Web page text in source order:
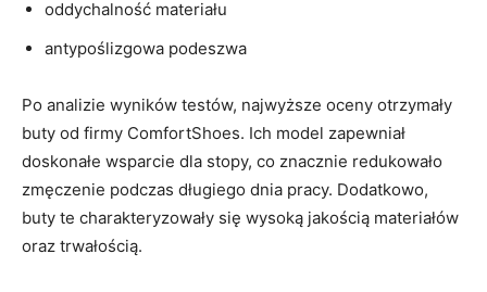
oddychalność materiału
antypoślizgowa podeszwa
Po analizie wyników testów, najwyższe oceny otrzymały
buty od ⁤firmy ComfortShoes. Ich model zapewniał
doskonałe wsparcie dla stopy, co znacznie ⁤redukowało
zmęczenie podczas długiego⁢ dnia pracy. Dodatkowo,
buty te​ charakteryzowały się wysoką jakością ‌materiałów
oraz trwałością.